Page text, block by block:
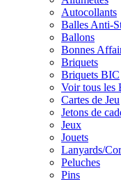
Autocollants
Balles Anti-
Ballons
Bonnes
Briquets
Briquets BIC
Voir tous les
Cartes de Jeu
Jetons de
Jeux
Jouets
Lanyards/
Peluches
Pins